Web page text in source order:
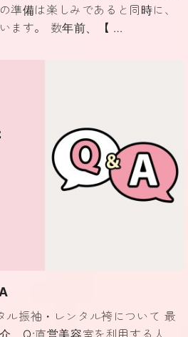
準備は楽しみであると同時に、
ます。 数年前、【 …
振袖・レンタル袴について 最